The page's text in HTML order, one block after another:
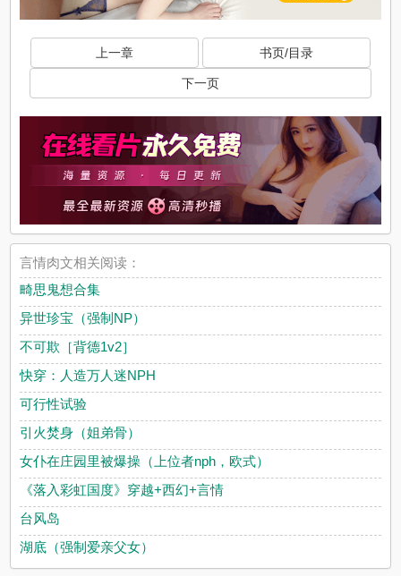
上一章 书页/目录
下一页
言情肉文相关阅读：
畸思鬼想合集
异世珍宝（强制NP）
不可欺［背德1v2］
快穿：人造万人迷NPH
可行性试验
引火焚身（姐弟骨）
女仆在庄园里被爆操（上位者nph，欧式）
《落入彩虹国度》穿越+西幻+言情
台风岛
湖底（强制爱亲父女）